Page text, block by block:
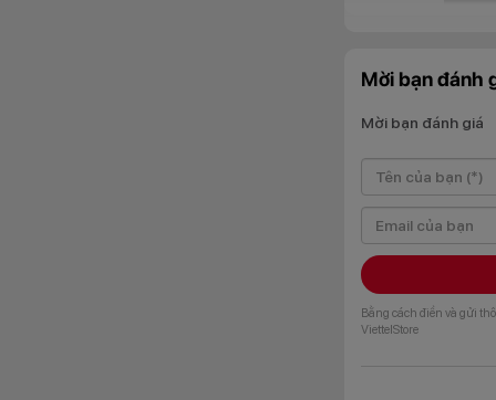
Mời bạn đánh
Mời bạn đánh giá
Bằng cách điền và gửi
ViettelStore